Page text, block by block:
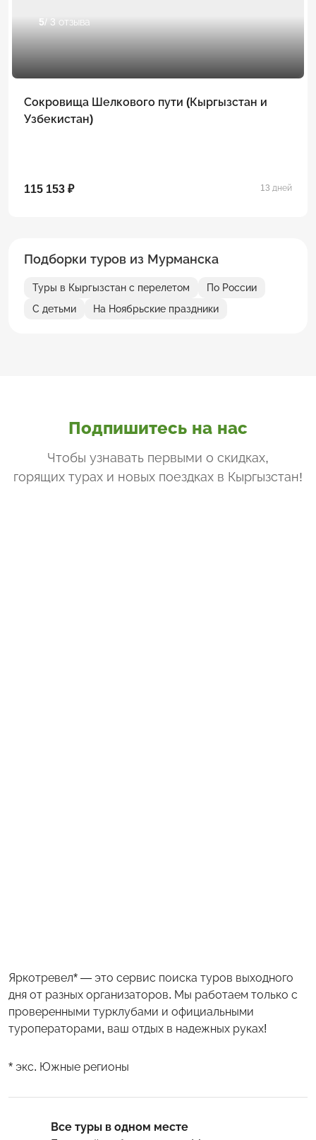
5/ 3 отзыва
Сокровища Шелкового пути (Кыргызстан и
Узбекистан)
115 153 ₽ 13 дней
Подборки туров из Мурманска
Туры в Кыргызстан с перелетом
По России
С детьми
На Ноябрьские праздники
Подпишитесь на нас
Чтобы узнавать первыми о скидках,
горящих турах и новых поездках в Кыргызстан!
Яркотревел* — это сервис поиска туров выходного
дня от разных организаторов. Мы работаем только с
проверенными турклубами и официальными
туроператорами, ваш отдых в надежных руках!
* экс. Южные регионы
Все туры в одном месте